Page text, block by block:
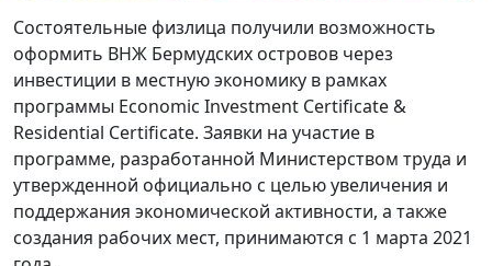
Состоятельные физлица получили возможность
оформить ВНЖ Бермудских островов через
инвестиции в местную экономику в рамках
программы Economic Investment Certificate &
Residential Certificate. Заявки на участие в
программе, разработанной Министерством труда и
утвержденной официально с целью увеличения и
поддержания экономической активности, а также
создания рабочих мест, принимаются с 1 марта 2021